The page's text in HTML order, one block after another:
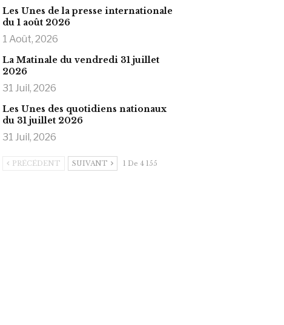
Les Unes de la presse internationale
du 1 août 2026
1 Août, 2026
La Matinale du vendredi 31 juillet
2026
31 Juil, 2026
Les Unes des quotidiens nationaux
du 31 juillet 2026
31 Juil, 2026
PRÉCÉDENT SUIVANT 1 De 4 155